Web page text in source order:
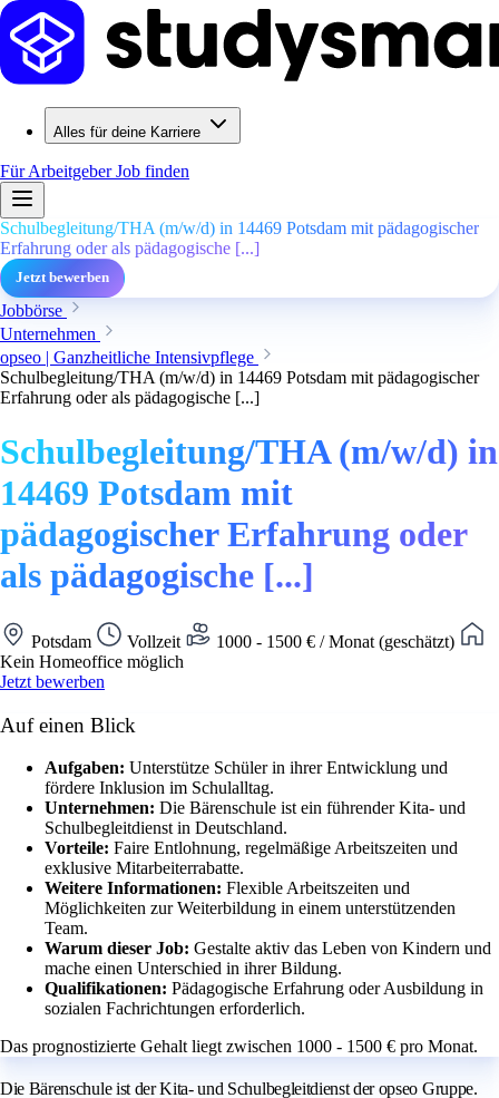
Alles für deine Karriere
Für ArbeitgeberJob finden
Schulbegleitung/THA (m/w/d) in 14469 Potsdam mit pädagogischer
Erfahrung oder als pädagogische [...]
Jetzt bewerben
Jobbörse
Unternehmen
opseo | Ganzheitliche Intensivpflege
Schulbegleitung/THA (m/w/d) in 14469 Potsdam mit pädagogischer
Erfahrung oder als pädagogische [...]
Schulbegleitung/THA (m/w/d) in
14469 Potsdam mit
pädagogischer Erfahrung oder
als pädagogische [...]
Potsdam Vollzeit
1000 - 1500 € / Monat (geschätzt)
Kein Homeoffice möglich
Jetzt bewerben
Auf einen Blick
Aufgaben: Unterstütze Schüler in ihrer Entwicklung und
fördere Inklusion im Schulalltag.
Unternehmen: Die Bärenschule ist ein führender Kita- und
Schulbegleitdienst in Deutschland.
Vorteile: Faire Entlohnung, regelmäßige Arbeitszeiten und
exklusive Mitarbeiterrabatte.
Weitere Informationen: Flexible Arbeitszeiten und
Möglichkeiten zur Weiterbildung in einem unterstützenden
Team.
Warum dieser Job: Gestalte aktiv das Leben von Kindern und
mache einen Unterschied in ihrer Bildung.
Qualifikationen: Pädagogische Erfahrung oder Ausbildung in
sozialen Fachrichtungen erforderlich.
Das prognostizierte Gehalt liegt zwischen 1000 - 1500 € pro Monat.
Die Bärenschule ist der Kita- und Schulbegleitdienst der opseo Gruppe.